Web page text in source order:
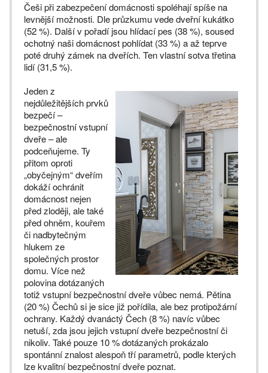
Češi při zabezpečení domácnosti spoléhají spíše na
levnější možnosti. Dle průzkumu vede dveřní kukátko
(52 %). Další v pořadí jsou hlídací pes (38 %), soused
ochotný naši domácnost pohlídat (33 %) a až teprve
poté druhý zámek na dveřích. Ten vlastní sotva třetina
lidí (31,5 %).
Jeden z
nejdůležitějších prvků
bezpečí –
bezpečnostní vstupní
dveře – ale
podceňujeme. Ty
přitom oproti
„obyčejným“ dveřím
dokáží ochránit
domácnost nejen
před zloději, ale také
před ohněm, kouřem
či nadbytečným
hlukem ze
společných prostor
domu. Více než
polovina dotázaných
totiž vstupní bezpečnostní dveře vůbec nemá. Pětina
(20 %) Čechů si je sice již pořídila, ale bez protipožární
ochrany. Každý dvanáctý Čech (8 %) navíc vůbec
netuší, zda jsou jejich vstupní dveře bezpečnostní či
nikoliv. Také pouze 10 % dotázaných prokázalo
spontánní znalost alespoň tří parametrů, podle kterých
lze kvalitní bezpečnostní dveře poznat.